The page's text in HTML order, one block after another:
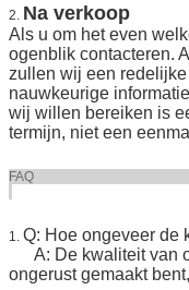
2. Na verkoop
Als u om het even
ogenblik contacteren.
zullen wij een
nauwkeurige
wij willen bereiken is
termijn, niet een
1. Q: Hoe ongeveer de
A: De kwaliteit van
ongerust gemaakt